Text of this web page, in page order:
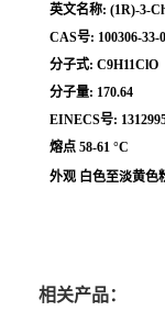
英文名称: (1R)-3-
CAS号: 100306-33-0
分子式: C9H11ClO
分子量: 170.64
EINECS号:
熔点 58-61 °C
外观 白色至淡黄色
相关产品：